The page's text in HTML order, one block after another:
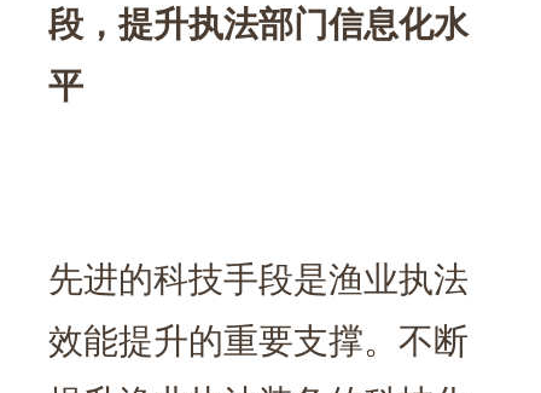
段，提升执法部门信息化水
平
先进的科技手段是渔业执法
效能提升的重要支撑。不断